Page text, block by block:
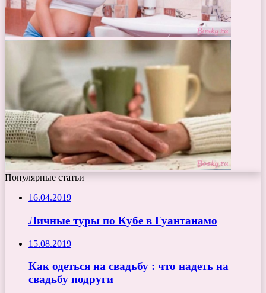
Популярные статьи
16.04.2019
Личные туры по Кубе в Гуантанамо
15.08.2019
Как одеться на свадьбу : что надеть на
свадьбу подруги